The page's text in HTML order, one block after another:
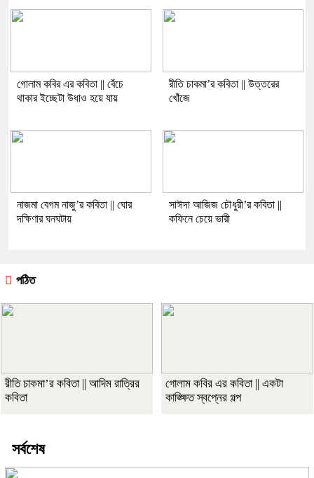
গোলাম কবির এর কবিতা || বেঁচে
থাকার ইচ্ছেটা উধাও হয়ে যায়
রীতি চাকমা’র কবিতা || উত্তরের
খোঁজে
নাজমা বেগম নাজু’র কবিতা || ঘোর
দক্ষিণার ঘনঘটায়
সাঈদা আজিজ চৌধুরী’র কবিতা ||
কফিনে চেয়ে ভারী
পঠিত
রীতি চাকমা’র কবিতা || আদিম রাত্রির
কবিতা
গোলাম কবির এর কবিতা || একটা
কাঙ্ক্ষিত স্বপ্নের গল্প
সর্বশেষ